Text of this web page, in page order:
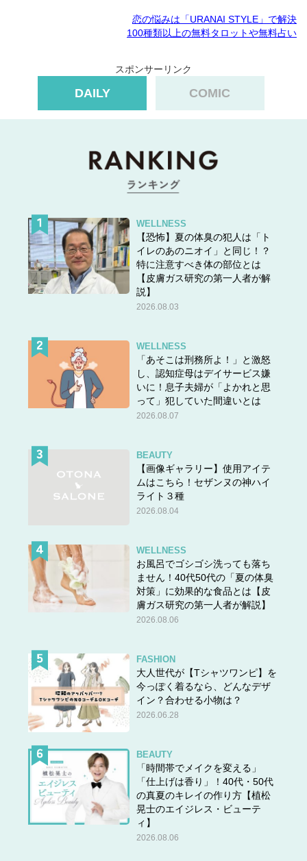
恋の悩みは「URANAI STYLE」で解決
100種類以上の無料タロットや無料占い
スポンサーリンク
DAILY COMIC
WELLNESS
【恐怖】夏の体臭の犯人は「ト
イレのあのニオイ」と同じ！？
特に注意すべき体の部位とは
【皮膚ガス研究の第一人者が解
説】
2026.08.03
WELLNESS
「あそこは刑務所よ！」と激怒
し、認知症母はデイサービス嫌
いに！息子夫婦が「よかれと思
って」犯していた間違いとは
2026.08.07
BEAUTY
【画像ギャラリー】使用アイテ
ムはこちら！セザンヌの神ハイ
ライト３種
2026.08.04
WELLNESS
お風呂でゴシゴシ洗っても落ち
ません！40代50代の「夏の体臭
対策」に効果的な食品とは【皮
膚ガス研究の第一人者が解説】
2026.08.06
FASHION
大人世代が【Tシャツワンピ】を
今っぽく着るなら、どんなデザ
イン？合わせる小物は？
2026.06.28
BEAUTY
「時間帯でメイクを変える」
「仕上げは香り」！40代・50代
の真夏のキレイの作り方【植松
晃士のエイジレス・ビューテ
ィ】
2026.08.06